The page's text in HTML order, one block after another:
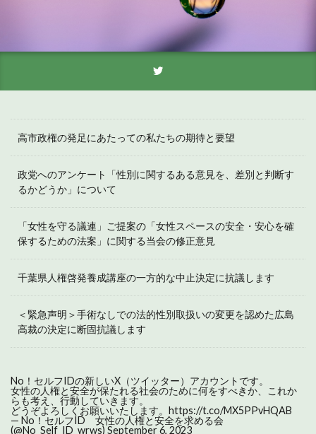
高市政権の発足にあたっての私たちの期待と要望
政党へのアンケート「性別に関するある意見を、差別と判断す
るかどうか」について
「女性を守る議連」ご提案の「女性スペースの安全・安心を確
保するための法案」に関する当会の修正意見
千葉県人権啓発養成講座の一方的な中止決定に抗議します
＜緊急声明＞手術なしでの法的性別取扱いの変更を認めた広島
高裁の決定に断固抗議します
No！セルフIDの新しいX（ツイッター）アカウントです。
女性の人権と安全が保たれる社会のために何をすべきか、これか
らも考え、行動していきます。
どうぞよろしくお願いいたします。 https://t.co/MX5PPvHQAB
— No！セルフID 女性の人権と安全を求める会
(@No_Self_ID_wrws) September 6, 2023